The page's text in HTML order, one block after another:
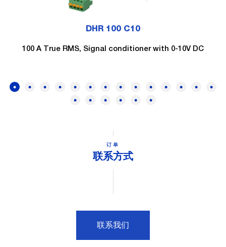
DHR 100 C10
100 A True RMS, Signal conditioner with 0-10V DC
订单
联系方式
联系我们